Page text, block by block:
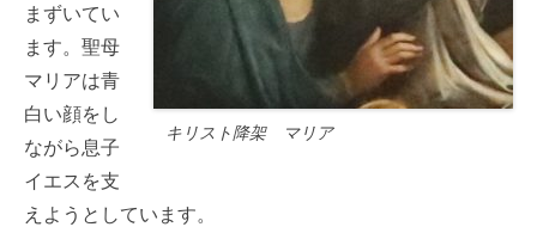
キリスト降架 マリア
まずいてい
ます。聖母
マリアは青
白い顔をし
ながら息子
イエスを支
えようとしています。